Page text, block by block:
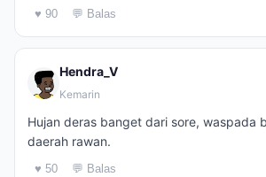
♥ 90 💬 Balas
Hendra_V
Kemarin
Hujan deras banget dari sore, waspada
daerah rawan.
♥ 50 💬 Balas